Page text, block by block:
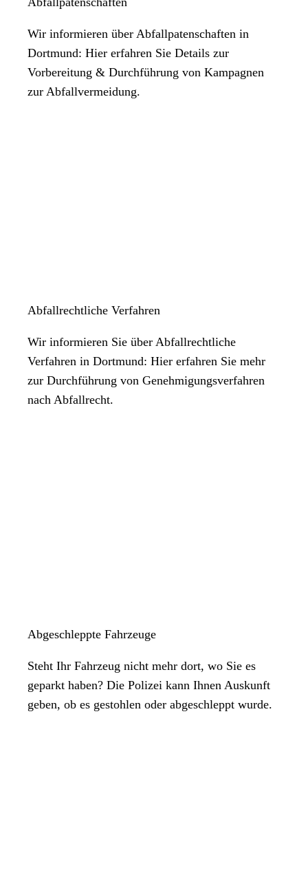
Wir informieren über Abfallpatenschaften in
Dortmund: Hier erfahren Sie Details zur
Vorbereitung & Durchführung von Kampagnen
zur Abfallvermeidung.
Abfallrechtliche Verfahren
Wir informieren Sie über Abfallrechtliche
Verfahren in Dortmund: Hier erfahren Sie mehr
zur Durchführung von Genehmigungsverfahren
nach Abfallrecht.
Abgeschleppte Fahrzeuge
Steht Ihr Fahrzeug nicht mehr dort, wo Sie es
geparkt haben? Die Polizei kann Ihnen Auskunft
geben, ob es gestohlen oder abgeschleppt wurde.